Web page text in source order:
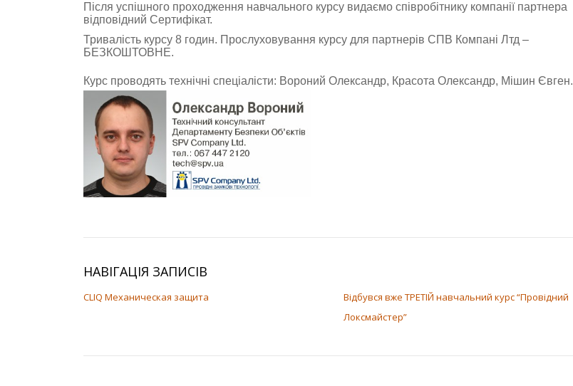
Після успішного проходження навчального курсу видаємо співробітнику компанії партнера
відповідний Сертифікат.
Тривалість курсу 8 годин. Прослуховування курсу для партнерів СПВ Компані Лтд –
БЕЗКОШТОВНЕ.
Курс проводять технічні спеціалісти: Вороний Олександр, Красота Олександр, Мішин Євген.
НАВІГАЦІЯ ЗАПИСІВ
CLIQ Механическая защита
Відбувся вже ТРЕТІЙ навчальний курс “Провідний
Локсмайстер”